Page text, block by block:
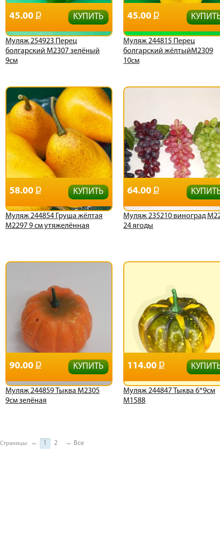
Муляж 254923 Перец
болгарский М2307 зелёный
9см
45.00 КУПИТЬ
Муляж 244815 Перец
болгарский жёлтыйМ2309
10см
45.00
Муляж 244854 Груша жёлтая
М2297 9 см утяжелённая
58.00 КУПИТЬ
Муляж 235210 виноград
24 ягоды
64.00
Муляж 244859 Тыква М2305
9см зелёная
90.00 КУПИТЬ
Муляж 244847 Тыква 6*9см
М1588
114.00
Страницы: ← 1 2 → Все